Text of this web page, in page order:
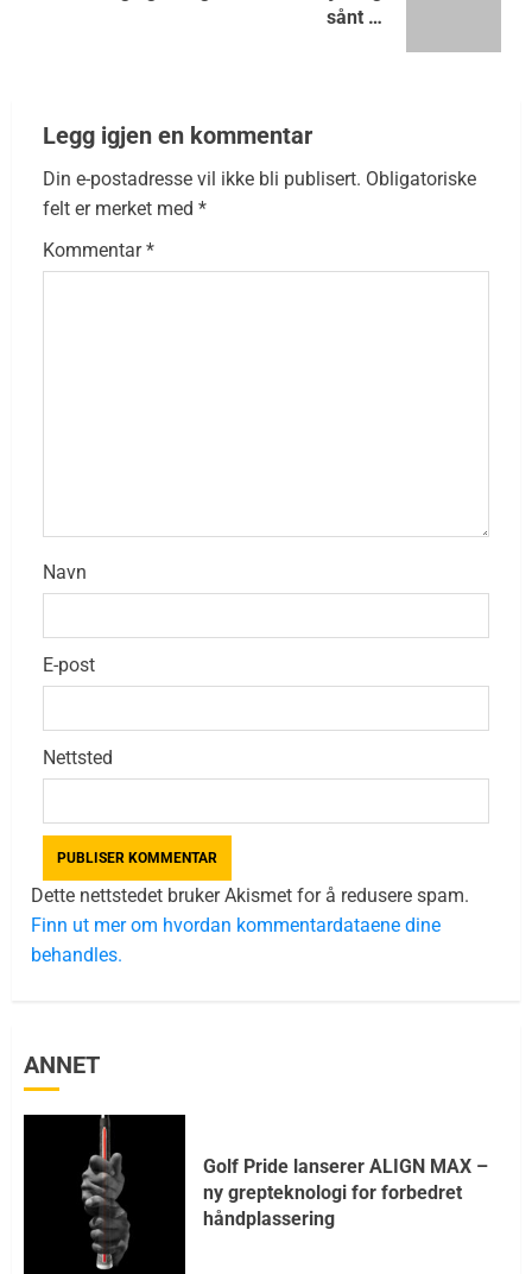
sånt …
Legg igjen en kommentar
Din e-postadresse vil ikke bli publisert. Obligatoriske
felt er merket med *
Kommentar*
Navn
E-post
Nettsted
Dette nettstedet bruker Akismet for å redusere spam.
Finn ut mer om hvordan kommentardataene dine
behandles.
ANNET
Golf Pride lanserer ALIGN MAX –
ny grepteknologi for forbedret
håndplassering